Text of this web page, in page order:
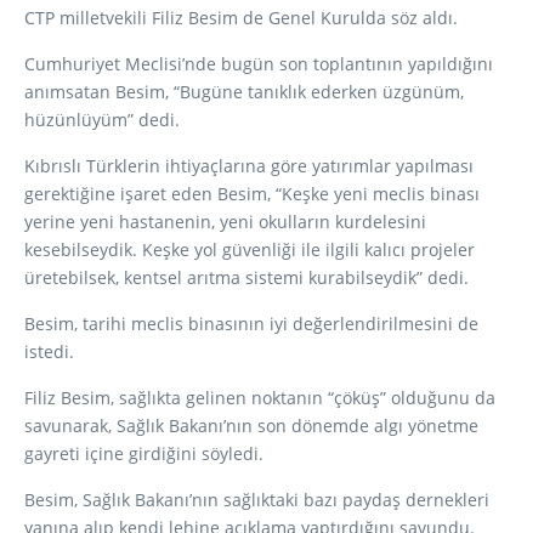
CTP milletvekili Filiz Besim de Genel Kurulda söz aldı.
Cumhuriyet Meclisi’nde bugün son toplantının yapıldığını
anımsatan Besim, “Bugüne tanıklık ederken üzgünüm,
hüzünlüyüm” dedi.
Kıbrıslı Türklerin ihtiyaçlarına göre yatırımlar yapılması
gerektiğine işaret eden Besim, “Keşke yeni meclis binası
yerine yeni hastanenin, yeni okulların kurdelesini
kesebilseydik. Keşke yol güvenliği ile ilgili kalıcı projeler
üretebilsek, kentsel arıtma sistemi kurabilseydik” dedi.
Besim, tarihi meclis binasının iyi değerlendirilmesini de
istedi.
Filiz Besim, sağlıkta gelinen noktanın “çöküş” olduğunu da
savunarak, Sağlık Bakanı’nın son dönemde algı yönetme
gayreti içine girdiğini söyledi.
Besim, Sağlık Bakanı’nın sağlıktaki bazı paydaş dernekleri
yanına alıp kendi lehine açıklama yaptırdığını savundu.